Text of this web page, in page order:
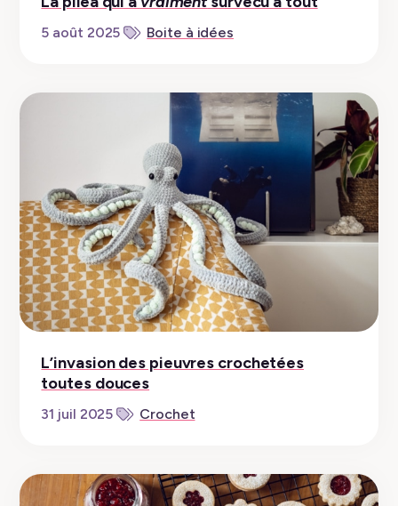
5 août 2025 Boite à idées
L’invasion des pieuvres crochetées
toutes douces
31 juil 2025 Crochet